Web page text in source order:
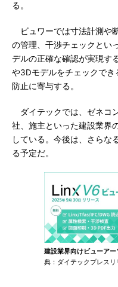
る。
ビュワーでは寸法計測や
の管理、干渉チェックとい
デルの正確な確認が実現す
や3Dモデルをチェックでき
防止に寄与する。
ダイテックでは、ゼネコ
社、施主といった建設業界
している。今後は、さらな
る予定だ。
建設業界向けビューア
典：ダイテックプレスリ